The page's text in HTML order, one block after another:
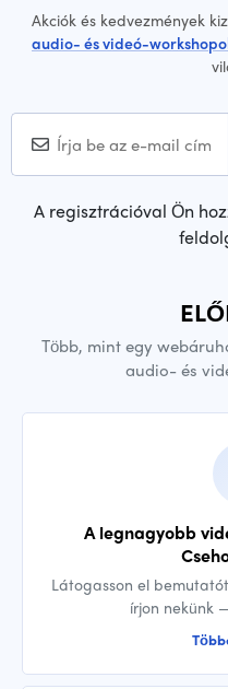
Akciók és kedvezmények
audio- és videó-
A regisztrációval Ön
Több, mint egy
audio- és
A legnagyobb
Látogasson el
írjon nekünk